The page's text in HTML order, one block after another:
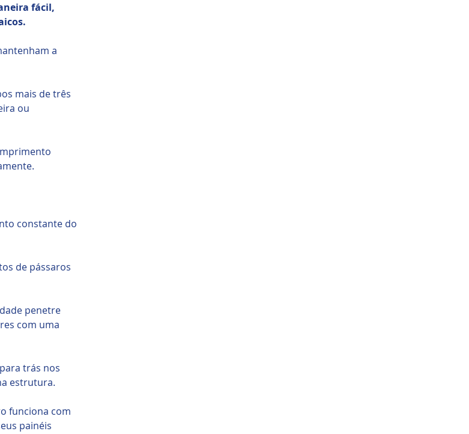
fácil,
a
mais de três
ou
constante do
de pássaros
penetre
com uma
trás nos
estrutura.
funciona com
painéis